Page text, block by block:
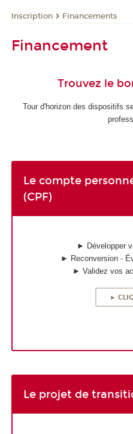
Inscription Financements
Financement
Trouvez le
Tour d'horizon des dispositifs
Le compte
(CPF)
► Développer
► Reconversion -
► Validez vos
►
Le projet de